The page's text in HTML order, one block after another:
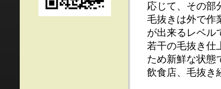
応じて、その部
毛抜きは外で作
が出来るレベル
若干の毛抜き仕
ため新鮮な状態
飲食店、毛抜き